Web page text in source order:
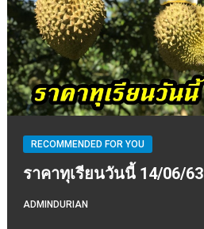
RECOMMENDED FOR YOU
ราคาทุเรียนวันนี้ 14/06/63
ADMINDURIAN